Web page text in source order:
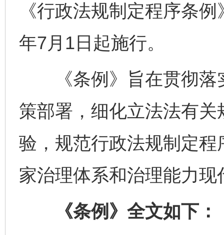
《行政法规制定程序条
年7月1日起施行。
《条例》旨在贯彻落
策部署，细化立法法有
验，规范行政法规制定
家治理体系和治理能力现
《条例》全文如下：